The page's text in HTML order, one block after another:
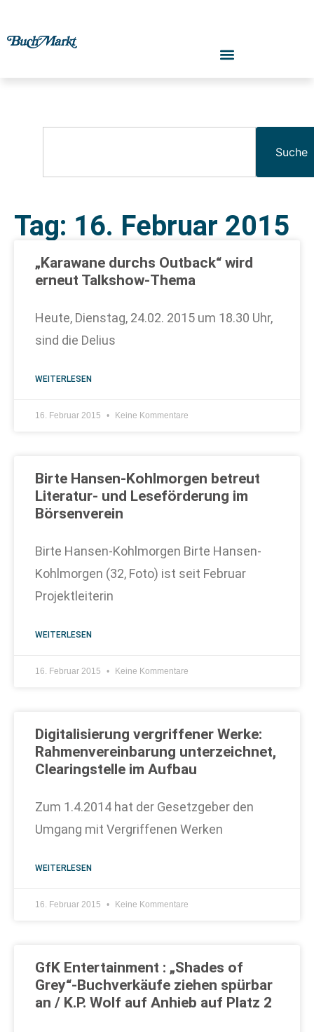
Suche
Tag: 16. Februar 2015
„Karawane durchs Outback“ wird
erneut Talkshow-Thema
Heute, Dienstag, 24.02. 2015 um 18.30 Uhr,
sind die Delius
WEITERLESEN
16. Februar 2015 Keine Kommentare
Birte Hansen-Kohlmorgen betreut
Literatur- und Leseförderung im
Börsenverein
Birte Hansen-Kohlmorgen Birte Hansen-
Kohlmorgen (32, Foto) ist seit Februar
Projektleiterin
WEITERLESEN
16. Februar 2015 Keine Kommentare
Digitalisierung vergriffener Werke:
Rahmenvereinbarung unterzeichnet,
Clearingstelle im Aufbau
Zum 1.4.2014 hat der Gesetzgeber den
Umgang mit Vergriffenen Werken
WEITERLESEN
16. Februar 2015 Keine Kommentare
GfK Entertainment : „Shades of
Grey“-Buchverkäufe ziehen spürbar
an / K.P. Wolf auf Anhieb auf Platz 2